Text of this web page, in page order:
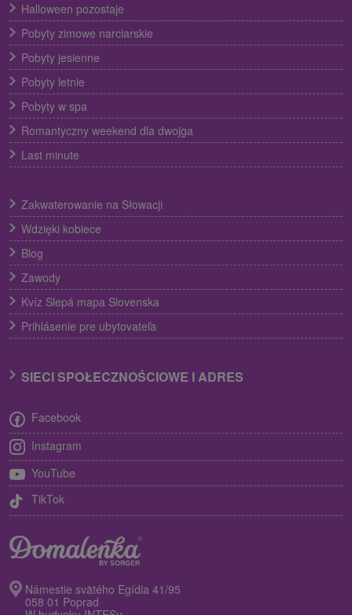
Halloween pozostaje
Pobyty zimowe narciarskie
Pobyty jesienne
Pobyty letnie
Pobyty w spa
Romantyczny weekend dla dwojga
Last minute
Zakwaterowanie na Słowacji
Wdzięki kobiece
Blog
Zawody
Kvíz Slepá mapa Slovenska
Prihlásenie pre ubytovateľa
SIECI SPOŁECZNOŚCIOWE I ADRES
Facebook
Instagram
YouTube
TikTok
Námestie svätého Egídia 41/95
058 01 Poprad